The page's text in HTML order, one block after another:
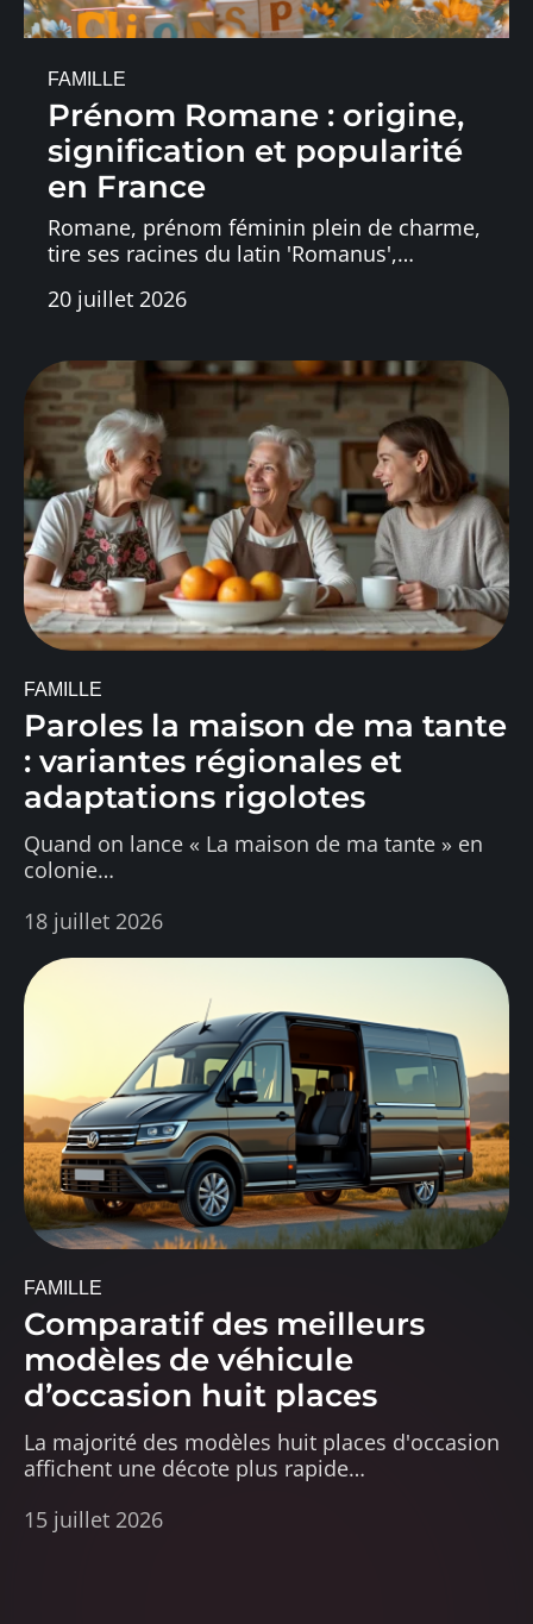
FAMILLE
Prénom Romane : origine,
signification et popularité
en France
Romane, prénom féminin plein de charme,
tire ses racines du latin 'Romanus',…
20 juillet 2026
FAMILLE
Paroles la maison de ma tante
: variantes régionales et
adaptations rigolotes
Quand on lance « La maison de ma tante » en
colonie…
18 juillet 2026
FAMILLE
Comparatif des meilleurs
modèles de véhicule
d’occasion huit places
La majorité des modèles huit places d'occasion
affichent une décote plus rapide…
15 juillet 2026